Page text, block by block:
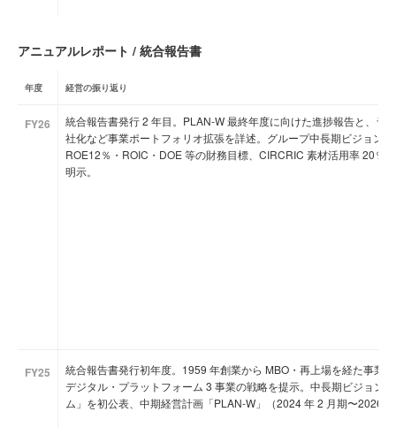
アニュアルレポート / 統合報告書
年度 経営の振り返り
FY26
統合報告書発行 2 年目。PLAN-W 最終年度に向けた進捗報告と、ラ
社化など事業ポートフォリオ拡張を詳述。グループ中長期ビジョン
ROE12％・ROIC・DOE 等の財務目標、CIRCRIC 素材活用率 20％
明示。
FY25
統合報告書発行初年度。1959 年創業から MBO・再上場を経た事業
デジタル・プラットフォーム 3 事業の戦略を提示。中長期ビジョン
ム」を初公表、中期経営計画「PLAN-W」（2024 年 2 月期〜2026